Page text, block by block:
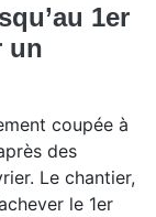
1er
un
coupée à
des
Le chantier,
le 1er